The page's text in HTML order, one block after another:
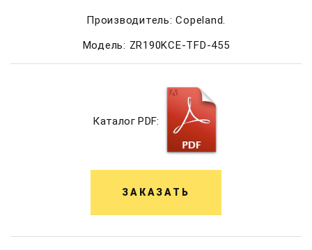
Производитель: Copeland.
Модель: ZR190KCE-TFD-455
Каталог PDF:
ЗАКАЗАТЬ